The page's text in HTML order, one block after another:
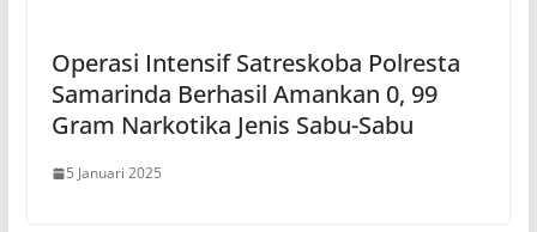
Operasi Intensif Satreskoba Polresta
Samarinda Berhasil Amankan 0, 99
Gram Narkotika Jenis Sabu-Sabu
5 Januari 2025